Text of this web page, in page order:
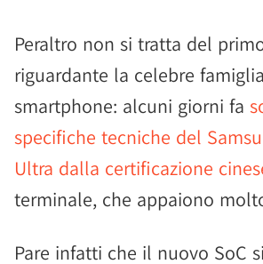
Peraltro non si tratta del
riguardante la celebre
smartphone: alcuni giorni fa
specifiche tecniche del
Ultra dalla certificazione
terminale, che appaiono
Pare infatti che il nuovo SoC